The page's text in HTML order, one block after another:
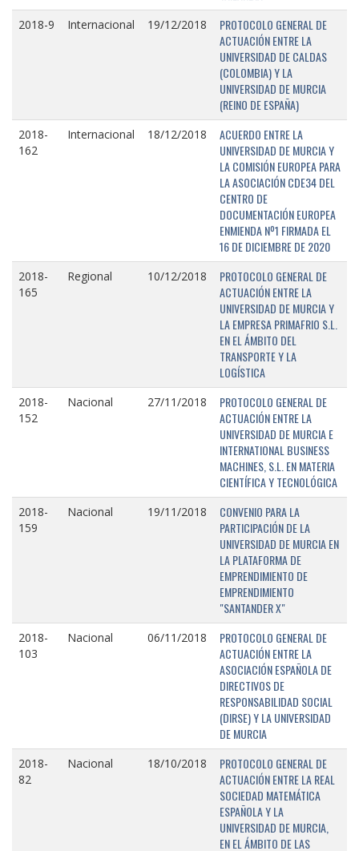
2018-9 Internacional 19/12/2018
PROTOCOLO GENERAL DE
ACTUACIÓN ENTRE LA
UNIVERSIDAD DE CALDAS
(COLOMBIA) Y LA
UNIVERSIDAD DE MURCIA
(REINO DE ESPAÑA)
2018-
162
Internacional 18/12/2018
ACUERDO ENTRE LA
UNIVERSIDAD DE MURCIA Y
LA COMISIÓN EUROPEA PARA
LA ASOCIACIÓN CDE34 DEL
CENTRO DE
DOCUMENTACIÓN EUROPEA
ENMIENDA Nº1 FIRMADA EL
16 DE DICIEMBRE DE 2020
2018-
165
Regional 10/12/2018
PROTOCOLO GENERAL DE
ACTUACIÓN ENTRE LA
UNIVERSIDAD DE MURCIA Y
LA EMPRESA PRIMAFRIO S.L.
EN EL ÁMBITO DEL
TRANSPORTE Y LA
LOGÍSTICA
2018-
152
Nacional 27/11/2018
PROTOCOLO GENERAL DE
ACTUACIÓN ENTRE LA
UNIVERSIDAD DE MURCIA E
INTERNATIONAL BUSINESS
MACHINES, S.L. EN MATERIA
CIENTÍFICA Y TECNOLÓGICA
2018-
159
Nacional 19/11/2018
CONVENIO PARA LA
PARTICIPACIÓN DE LA
UNIVERSIDAD DE MURCIA EN
LA PLATAFORMA DE
EMPRENDIMIENTO DE
EMPRENDIMIENTO
"SANTANDER X"
2018-
103
Nacional 06/11/2018
PROTOCOLO GENERAL DE
ACTUACIÓN ENTRE LA
ASOCIACIÓN ESPAÑOLA DE
DIRECTIVOS DE
RESPONSABILIDAD SOCIAL
(DIRSE) Y LA UNIVERSIDAD
DE MURCIA
2018-
82
Nacional 18/10/2018
PROTOCOLO GENERAL DE
ACTUACIÓN ENTRE LA REAL
SOCIEDAD MATEMÁTICA
ESPAÑOLA Y LA
UNIVERSIDAD DE MURCIA,
EN EL ÁMBITO DE LAS